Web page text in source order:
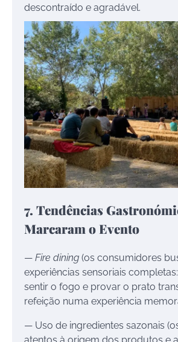
descontraído e agradável.
7. Tendências
Marcaram o Evento
— Fire dining (os consumidores
experiências sensoriais
sentir o fogo e provar o prato
refeição numa experiência
— Uso de ingredientes sazonais
atentos à origem dos produtos e